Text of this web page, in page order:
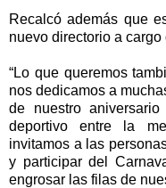
Recalcó además que
nuevo directorio a
“Lo que queremos
nos dedicamos a
de nuestro
deportivo entre la
invitamos a las
y participar del
engrosar las filas de